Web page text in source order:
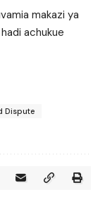
makazi ya
achukue
Dispute